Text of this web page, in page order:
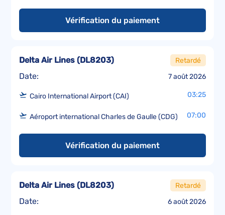
Vérification du paiement
Date: 7 août 2026
Delta Air Lines (DL8203) Retardé
Cairo International Airport (CAI) 03:25
Aéroport international Charles de Gaulle (CDG) 07:00
Vérification du paiement
Date: 6 août 2026
Delta Air Lines (DL8203) Retardé